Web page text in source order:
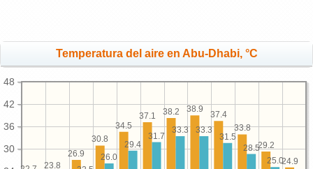
Temperatura del aire en Abu-Dhabi, °C
30
36
42
48
24.9
29.2
33.8
37.4
38.9
38.2
37.1
34.5
30.8
26.9
23.8
25.0
28.5
31.5
33.3
33.3
31.7
29.4
26.0